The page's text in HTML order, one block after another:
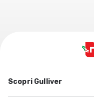
Scopri Gulliver